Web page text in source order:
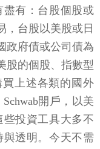
有：台股個股或
，台股以美股或日
政府債或公司債為
股的個股、指數型
上述各類的國外
開戶，以美
些投資工具大多不
透明。今天不需